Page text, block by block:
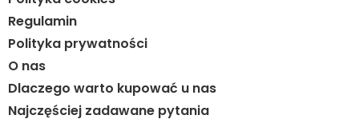
Regulamin
Polityka prywatności
O nas
Dlaczego warto kupować u nas
Najczęściej zadawane pytania